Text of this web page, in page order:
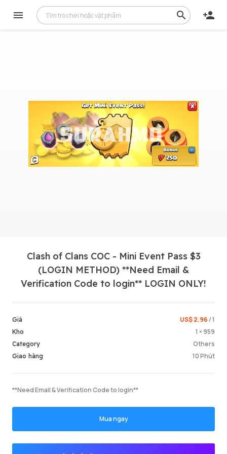
Đăng
Clash of Clans COC - Mini Event Pass $3
(LOGIN METHOD) **Need Email &
Verification Code to login** LOGIN ONLY!
Giá US$ 2.96 / 1
Kho 1 × 959
Category Others
Giao hàng 10 Phút
**Need Email & Verification Code to login**
Mua ngay